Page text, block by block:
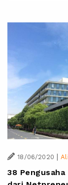
18/06/2020 |
38